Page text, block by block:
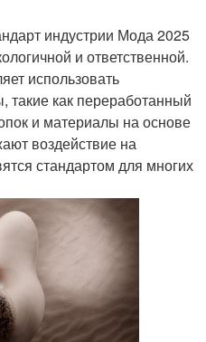
индустрии Мода 2025
и ответственной.
использовать
как переработанный
и материалы на основе
воздействие на
стандартом для многих